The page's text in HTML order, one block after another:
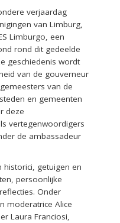
verjaardag
van Limburg,
Limburgo, een
rond dit gedeelde
geschiedenis wordt
van de gouverneur
van de
en gemeenten
deze
vertegenwoordigers
de ambassadeur
historici, getuigen en
persoonlijke
Onder
moderatrice Alice
Laura Franciosi,